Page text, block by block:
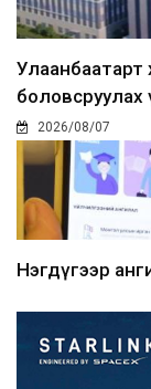
Улаанбаатарт
боловсруулах
2026/08/07
Нэгдүгээр